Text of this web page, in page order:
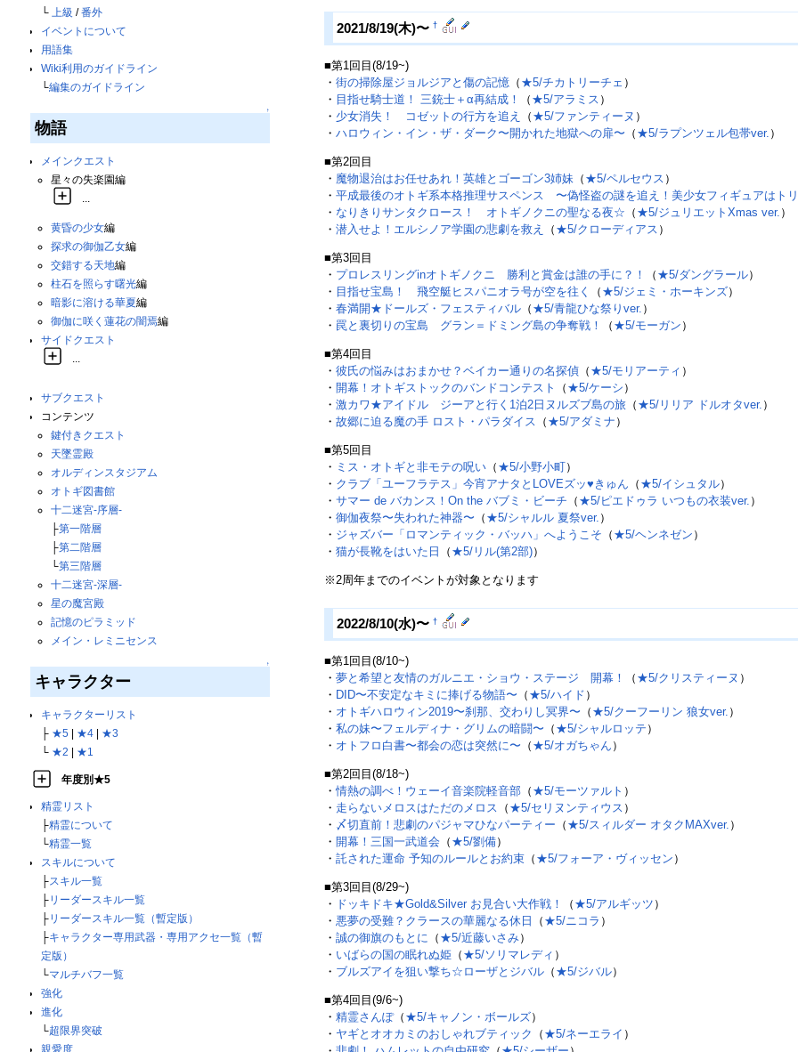
└
上級 /番外
イベントについて
用語集
Wiki利用のガイドライン
└編集のガイドライン
↑
物語
メインクエスト
星々の失楽園編
黄昏の少女編
探求の御伽乙女編
交錯する天地編
柱石を照らす曙光編
暗影に溶ける華夏編
御伽に咲く蓮花の闇焉編
サイドクエスト
サブクエスト
コンテンツ
鍵付きクエスト
天墜霊殿
オルディンスタジアム
オトギ図書館
十二迷宮-序層-
├第一階層
├第二階層
└第三階層
十二迷宮-深層-
星の魔宮殿
記憶のピラミッド
メイン・レミニセンス
↑
キャラクター
キャラクターリスト
├ ★5| ★4| ★3
└ ★2 | ★1
年度別★5
精霊リスト
├精霊について
└精霊一覧
スキルについて
├スキル一覧
├リーダースキル一覧
├リーダースキル一覧（暫定版）
├キャラクター専用武器・専用アクセ一覧（暫
定版）
└マルチバフ一覧
強化
進化
└超限界突破
親愛度
2021/8/19(木)〜†
■第1回目(8/19~)
・ 街の掃除屋ジョルジアと傷の記憶（ ★5/チカトリーチェ ）
・ 目指せ騎士道！ 三銃士＋α再結成！ （ ★5/アラミス ）
・ 少女消失！ コゼットの行方を追え （ ★5/ファンティーヌ ）
・ ハロウィン・イン・ザ・ダーク〜開かれた地獄への扉〜 （ ★5/ラプンツェル包帯ver. ）
■第2回目
・ 魔物退治はお任せあれ！英雄とゴーゴン3姉妹 （ ★5/ペルセウス ）
・ 平成最後のオトギ系本格推理サスペンス 〜偽怪盗の謎を追え！美少女フィギュアはト
・ なりきりサンタクロース！ オトギノクニの聖なる夜☆ （ ★5/ジュリエットXmas ver. ）
・ 潜入せよ！エルシノア学園の悲劇を救え （ ★5/クローディアス ）
■第3回目
・ プロレスリングinオトギノクニ 勝利と賞金は誰の手に？！ （ ★5/ダングラール）
・ 目指せ宝島！ 飛空艇ヒスパニオラ号が空を往く （ ★5/ジェミ・ホーキンズ）
・ 春満開★ドールズ・フェスティバル（ ★5/青龍ひな祭りver. ）
・ 罠と裏切りの宝島 グラン＝ドミング島の争奪戦！ （ ★5/モーガン ）
■第4回目
・ 彼氏の悩みはおまかせ？ベイカー通りの名探偵（ ★5/モリアーティ ）
・ 開幕！オトギストックのバンドコンテスト （ ★5/ケーシ ）
・ 激カワ★アイドル ジーアと行く1泊2日ヌルズブ島の旅（ ★5/リリア ドルオタver. ）
・ 故郷に迫る魔の手 ロスト・パラダイス （ ★5/アダミナ ）
■第5回目
・ ミス・オトギと非モテの呪い（ ★5/小野小町）
・ クラブ「ユーフラテス」今宵アナタとLOVEズッ♥きゅん （ ★5/イシュタル）
・ サマー de バカンス！On the バブミ・ビーチ （ ★5/ピエドゥラ いつもの衣装ver. ）
・ 御伽夜祭〜失われた神器〜 （ ★5/シャルル 夏祭ver. ）
・ ジャズバー「ロマンティック・バッハ」へようこそ （ ★5/ヘンネゼン ）
・ 猫が長靴をはいた日 （ ★5/リル(第2部)）
※2周年までのイベントが対象となります
2022/8/10(水)〜†
■第1回目(8/10~)
・ 夢と希望と友情のガルニエ・ショウ・ステージ 開幕！ （ ★5/クリスティーヌ ）
・ DID〜不安定なキミに捧げる物語〜 （ ★5/ハイド ）
・ オトギハロウィン2019〜刹那、交わりし冥界〜 （ ★5/クーフーリン 狼女ver. ）
・ 私の妹〜フェルディナ・グリムの暗闘〜 （ ★5/シャルロッテ ）
・ オトフロ白書〜都会の恋は突然に〜 （ ★5/オガちゃん ）
■第2回目(8/18~)
・情熱の調べ！ウェーイ音楽院軽音部（ ★5/モーツァルト ）
・ 走らないメロスはただのメロス （ ★5/セリヌンティウス ）
・ 〆切直前！悲劇のパジャマひなパーティー （ ★5/スィルダー オタクMAXver. ）
・ 開幕！三国一武道会 （ ★5/劉備）
・ 託された運命 予知のルールとお約束（ ★5/フォーア・ヴィッセン ）
■第3回目(8/29~)
・ ドッキドキ★Gold&Silver お見合い大作戦！ （ ★5/アルギッツ ）
・ 悪夢の受難？クラースの華麗なる休日 （ ★5/ニコラ ）
・ 誠の御旗のもとに （ ★5/近藤いさみ）
・ いばらの国の眠れぬ姫 （ ★5/ソリマレディ ）
・ ブルズアイを狙い撃ち☆ローザとジバル（ ★5/ジバル）
■第4回目(9/6~)
・ 精霊さんぽ（ ★5/キャノン・ボールズ）
・ ヤギとオオカミのおしゃれブティック （ ★5/ネーエライ ）